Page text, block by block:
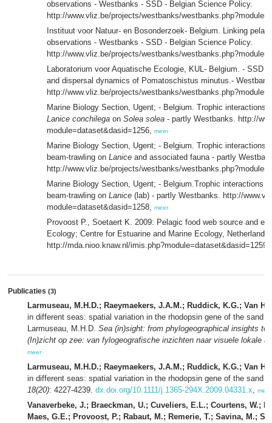
observations - Westbanks - SSD - Belgian Science Policy.
http://www.vliz.be/projects/westbanks/
Instituut voor Natuur- en Bosonderzoek- Belgium. Linking
observations - Westbanks - SSD - Belgian Science Policy.
http://www.vliz.be/projects/westbanks/
Laboratorium voor Aquatische Ecologie, KUL- Belgium. - SSD
and dispersal dynamics of Pomatoschistus minutus.-
http://www.vliz.be/projects/westbanks/
Marine Biology Section, Ugent; - Belgium. Trophic interactions
Lanice conchilega on Solea solea - partly Westbanks. http://
module=dataset&dasid=1256, meer
Marine Biology Section, Ugent; - Belgium. Trophic interactions
beam-trawling on Lanice and associated fauna - partly
http://www.vliz.be/projects/westbanks/
Marine Biology Section, Ugent; - Belgium.Trophic interactions
beam-trawling on Lanice (lab) - partly Westbanks. http://
module=dataset&dasid=1258, meer
Provoost P., Soetaert K. 2009: Pelagic food web source and
Ecology; Centre for Estuarine and Marine Ecology,
http://mda.nioo.knaw.nl/imis.php?module=dataset&dasid=1259,
Publicaties (3)
Larmuseau, M.H.D.; Raeymaekers, J.A.M.; Ruddick, K.G.; Van
in different seas: spatial variation in the rhodopsin gene of the sand
Larmuseau, M.H.D. Sea (in)sight: from phylogeographical insights
(In)zicht op zee: van fylogeografische inzichten naar visuele lokale
meer
Larmuseau, M.H.D.; Raeymaekers, J.A.M.; Ruddick, K.G.; Van
in different seas: spatial variation in the rhodopsin gene of the sand
18(20): 4227-4239. dx.doi.org/10.1111/j.1365-294X.2009.04331.x, meer
Vanaverbeke, J.; Braeckman, U.; Cuveliers, E.L.; Courtens, W.;
Maes, G.E.; Provoost, P.; Rabaut, M.; Remerie, T.; Savina, M.;